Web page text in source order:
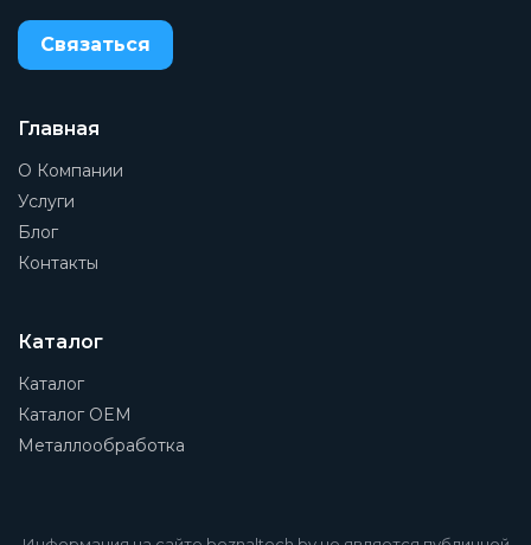
Связаться
Главная
О Компании
Услуги
Блог
Контакты
Каталог
Каталог
Каталог OEM
Металлообработка